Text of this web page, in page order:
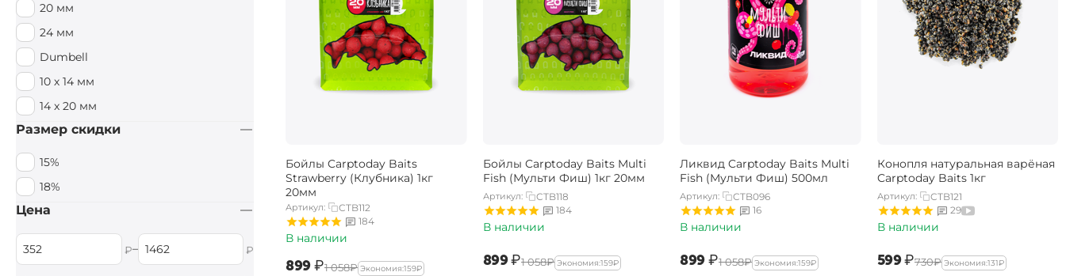
Бойлы Carptoday Baits
Strawberry (Клубника) 1кг
20мм
Артикул:
CTB112
184
В наличии
‍899‍₽‍1 058‍₽ Экономия:‍159‍₽
Бойлы Carptoday Baits Multi
Fish (Мульти Фиш) 1кг 20мм
Артикул:
CTB118
184
В наличии
‍899‍₽‍1 058‍₽ Экономия:‍159‍₽
Ликвид Carptoday Baits Multi
Fish (Мульти Фиш) 500мл
Артикул:
CTB096
16
В наличии
‍899‍₽‍1 058‍₽ Экономия:‍159‍₽
Конопля натуральная варёная
Carptoday Baits 1кг
Артикул:
CTB121
29
В наличии
‍599‍₽‍730‍₽ Экономия:‍131‍₽
20 мм
24 мм
Dumbell
10 х 14 мм
14 x 20 мм
Размер скидки
15%
18%
Цена
₽– ₽